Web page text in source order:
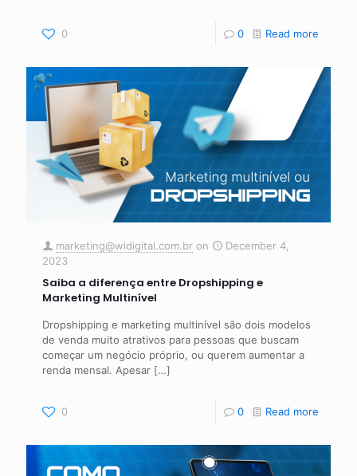
0 0 Read more
marketing@widigital.com.br on
December 4,
2023
Saiba a diferença entre Dropshipping e
Marketing Multinível
Dropshipping e marketing multinível são dois modelos
de venda muito atrativos para pessoas que buscam
começar um negócio próprio, ou querem aumentar a
renda mensal. Apesar […]
0 0 Read more